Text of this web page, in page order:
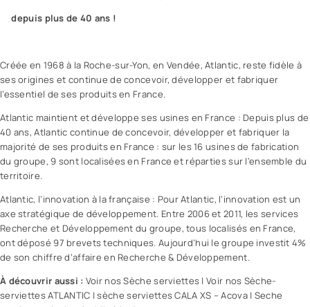
depuis plus de 40 ans !
Créée en 1968 à la Roche-sur-Yon, en Vendée, Atlantic, reste fidèle à
ses origines et continue de concevoir, développer et fabriquer
l’essentiel de ses produits en France.
Atlantic maintient et développe ses usines en France : Depuis plus de
40 ans, Atlantic continue de concevoir, développer et fabriquer la
majorité de ses produits en France : sur les 16 usines de fabrication
du groupe, 9 sont localisées en France et réparties sur l’ensemble du
territoire.
Atlantic, l’innovation à la française : Pour Atlantic, l’innovation est un
axe stratégique de développement. Entre 2006 et 2011, les services
Recherche et Développement du groupe, tous localisés en France,
ont déposé 97 brevets techniques. Aujourd’hui le groupe investit 4%
de son chiffre d’affaire en Recherche & Développement.
À découvrir aussi : Voir nos Sèche serviettes |Voir nos Sèche-
serviettes ATLANTIC |sèche serviettes CALA XS – Acova| Seche